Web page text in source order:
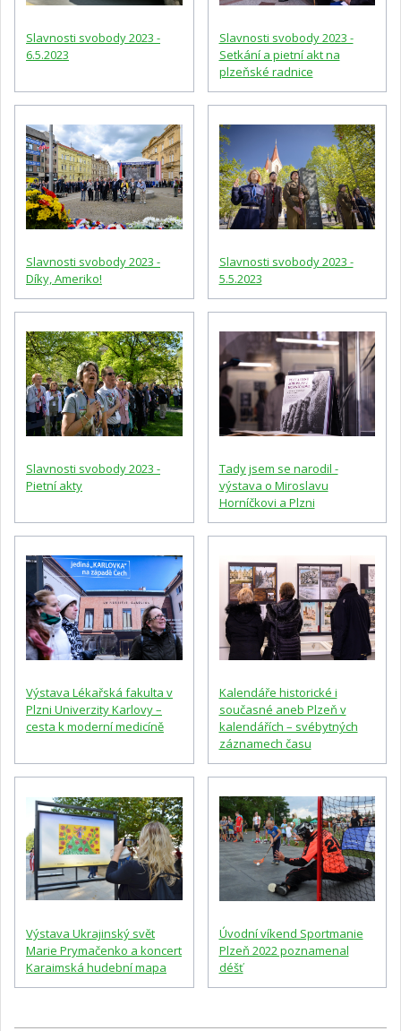
Slavnosti svobody 2023 -
6.5.2023
Slavnosti svobody 2023 -
Setkání a pietní akt na
plzeňské radnice
Slavnosti svobody 2023 -
Díky, Ameriko!
Slavnosti svobody 2023 -
5.5.2023
Slavnosti svobody 2023 -
Pietní akty
Tady jsem se narodil -
výstava o Miroslavu
Horníčkovi a Plzni
Výstava Lékařská fakulta v
Plzni Univerzity Karlovy –
cesta k moderní medicíně
Kalendáře historické i
současné aneb Plzeň v
kalendářích – svébytných
záznamech času
Výstava Ukrajinský svět
Marie Prymačenko a koncert
Karaimská hudební mapa
Úvodní víkend Sportmanie
Plzeň 2022 poznamenal
déšť